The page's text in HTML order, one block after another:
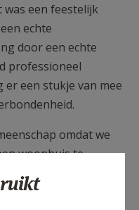
een feestelijk
echte
door een echte
professioneel
een stukje van mee
omdat we
woonhuis te
in de groep). We
bijeenkomen